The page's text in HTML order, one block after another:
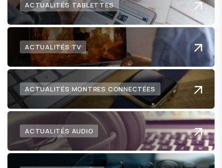
ACTUALITÉS TABLETTES
ACTUALITÉS TV
ACTUALITÉS MONTRES CONNECTÉES
ACTUALITÉS AUDIO